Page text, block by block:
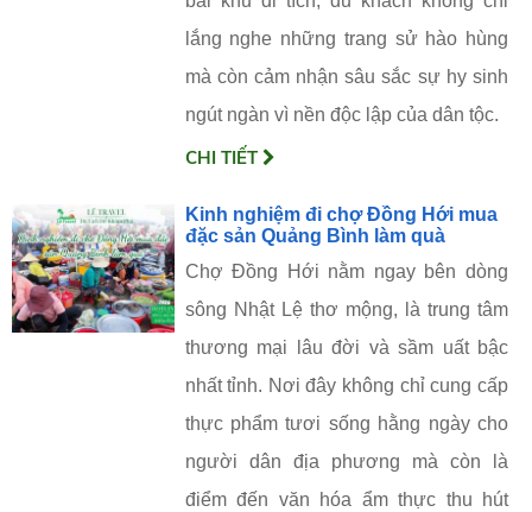
lắng nghe những trang sử hào hùng
mà còn cảm nhận sâu sắc sự hy sinh
ngút ngàn vì nền độc lập của dân tộc.
CHI TIẾT
Kinh nghiệm đi chợ Đồng Hới mua
đặc sản Quảng Bình làm quà
Chợ Đồng Hới nằm ngay bên dòng
sông Nhật Lệ thơ mộng, là trung tâm
thương mại lâu đời và sầm uất bậc
nhất tỉnh. Nơi đây không chỉ cung cấp
thực phẩm tươi sống hằng ngày cho
người dân địa phương mà còn là
điểm đến văn hóa ẩm thực thu hút